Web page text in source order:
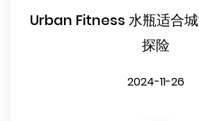
Urban Fitness 水瓶适合
探险
2024-11-26